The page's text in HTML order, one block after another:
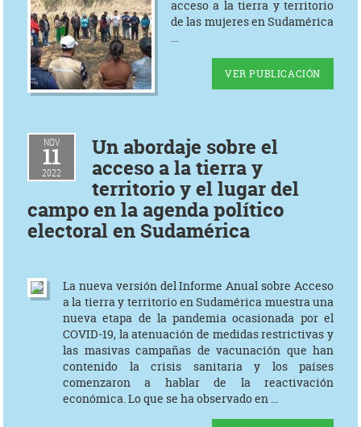
acceso a la tierra y territorio
de las mujeres en Sudamérica
...
VER PUBLICACIÓN
NOV
11
2022
Un abordaje sobre el
acceso a la tierra y
territorio y el lugar del
campo en la agenda político
electoral en Sudamérica
La nueva versión del Informe Anual sobre Acceso
a la tierra y territorio en Sudamérica muestra una
nueva etapa de la pandemia ocasionada por el
COVID-19, la atenuación de medidas restrictivas y
las masivas campañas de vacunación que han
contenido la crisis sanitaria y los países
comenzaron a hablar de la reactivación
económica. Lo que se ha observado en ...